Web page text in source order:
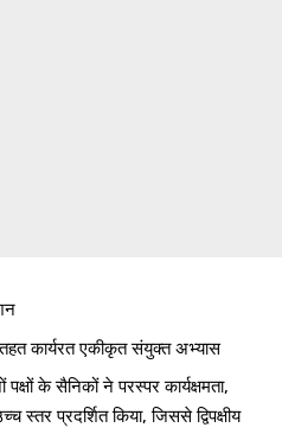
कार्यरत एकीकृत संयुक्त अभ्यास
के सैनिकों ने परस्पर कार्यक्षमता,
प्रदर्शित किया, जिससे द्विपक्षीय